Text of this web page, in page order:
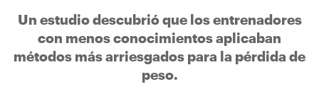
Un estudio descubrió que los entrenadores
con menos conocimientos aplicaban
métodos más arriesgados para la pérdida de
peso.